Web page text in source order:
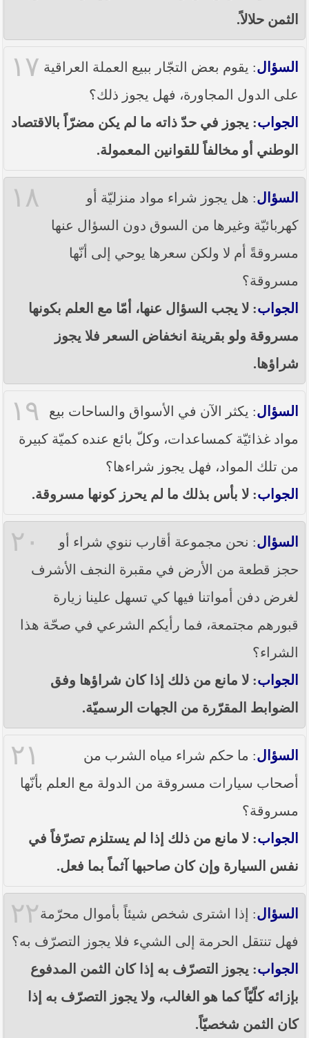
الثمن حلالاً.
١٧ السؤال: يقوم بعض التجّار ببيع العملة العراقية
على الدول المجاورة، فهل يجوز ذلك؟
الجواب: يجوز في حدّ ذاته ما لم يكن مضرّاً بالاقتصاد
الوطني أو مخالفاً للقوانين المعمولة.
١٨ السؤال: هل يجوز شراء مواد منزليّة أو
كهربائيّة وغيرها من السوق دون السؤال عنها
مسروقةً أم لا ولكن سعرها يوحي إلى أنّها
مسروقة؟
الجواب: لا يجب السؤال عنها، أمّا مع العلم بكونها
مسروقة ولو بقرينة انخفاض السعر فلا يجوز
شراؤها.
١٩ السؤال: يكثر الآن في الأسواق والساحات بيع
مواد غذائيّة كمساعدات، وكلّ بائع عنده كميّة كبيرة
من تلك المواد، فهل يجوز شراءها؟
الجواب: لا بأس بذلك ما لم يحرز كونها مسروقة.
٢٠ السؤال: نحن مجموعة أقارب ننوي شراء أو
حجز قطعة من الأرض في مقبرة النجف الأشرف
لغرض دفن أمواتنا فيها كي تسهل علينا زيارة
قبورهم مجتمعة، فما رأيكم الشرعي في صحّة هذا
الشراء؟
الجواب: لا مانع من ذلك إذا كان شراؤها وفق
الضوابط المقرّرة من الجهات الرسميّة.
٢١ السؤال: ما حكم شراء مياه الشرب من
أصحاب سيارات مسروقة من الدولة مع العلم بأنّها
مسروقة؟
الجواب: لا مانع من ذلك إذا لم يستلزم تصرّفاً في
نفس السيارة وإن كان صاحبها آثماً بما فعل.
٢٢ السؤال: إذا اشترى شخص شيئاً بأموال محرّمة
فهل تنتقل الحرمة إلى الشيء فلا يجوز التصرّف به؟
الجواب: يجوز التصرّف به إذا كان الثمن المدفوع
بإزائه كلّيّاً كما هو الغالب، ولا يجوز التصرّف به إذا
كان الثمن شخصيّاً.